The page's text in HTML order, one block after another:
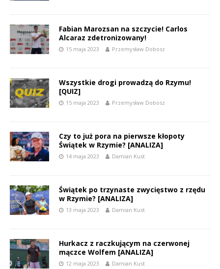
Fabian Marozsan na szczycie! Carlos
Alcaraz zdetronizowany!
15 maja 2023 Przemysław Dobosz
Wszystkie drogi prowadzą do Rzymu!
[QUIZ]
15 maja 2023 Przemysław Dobosz
Czy to już pora na pierwsze kłopoty
Świątek w Rzymie? [ANALIZA]
14 maja 2023 Damian Kust
Świątek po trzynaste zwycięstwo z rzędu
w Rzymie? [ANALIZA]
13 maja 2023 Damian Kust
Hurkacz z raczkującym na czerwonej
mączce Wolfem [ANALIZA]
12 maja 2023 Damian Kust